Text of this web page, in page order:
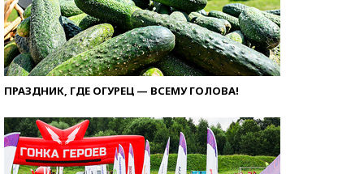
ПРАЗДНИК, ГДЕ ОГУРЕЦ — ВСЕМУ ГОЛОВА!